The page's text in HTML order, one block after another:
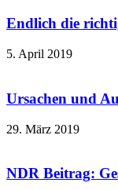
Endlich die
5. April 2019
Ursachen und
29. März 2019
NDR Beitrag: